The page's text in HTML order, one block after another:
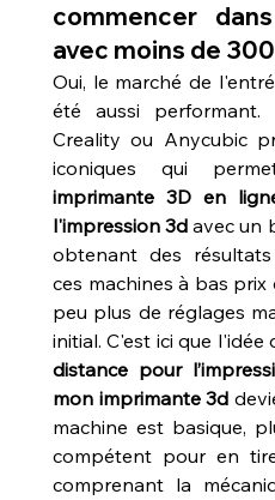
commencer
avec moins de
Oui, le marché de
été aussi performant.
Creality ou Anycubic
iconiques qui
imprimante 3D en
l'impression 3d avec un
obtenant des
ces machines à bas
peu plus de réglages
initial. C'est ici que l'idée
distance pour
mon imprimante 3d
machine est basique,
compétent pour en
comprenant la